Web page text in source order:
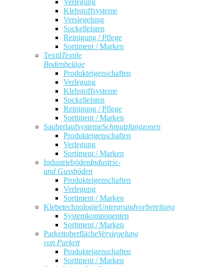
Verlegung
Klebstoffsysteme
Versiegelung
Sockelleisten
Reinigung / Pflege
Sortiment / Marken
TextilTextile
Bodenbeläge
Produkteigenschaften
Verlegung
Klebstoffsysteme
Sockelleisten
Reinigung / Pflege
Sortiment / Marken
SauberlaufsystemeSchmutzfangzonen
Produkteigenschaften
Verlegung
Sortiment / Marken
IndustriebödenIndustrie-
und Gussböden
Produkteigenschaften
Verlegung
Sortiment / Marken
KlebetechnologieUntergrundvorbereitung
Systemkomponenten
Sortiment / Marken
ParkettoberflächeVersiegelung
von Parkett
Produkteigenschaften
Sortiment / Marken